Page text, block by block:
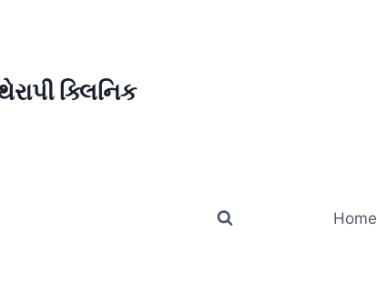
ક્લિનિક
Home